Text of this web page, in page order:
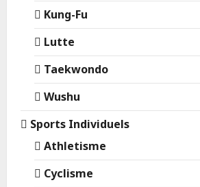
Kung-Fu
Lutte
Taekwondo
Wushu
Sports Individuels
Athletisme
Cyclisme